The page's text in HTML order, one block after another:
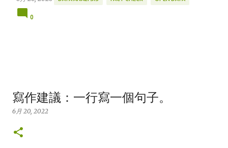
0
寫作建議：一行寫一個句子。
6月 20, 2022